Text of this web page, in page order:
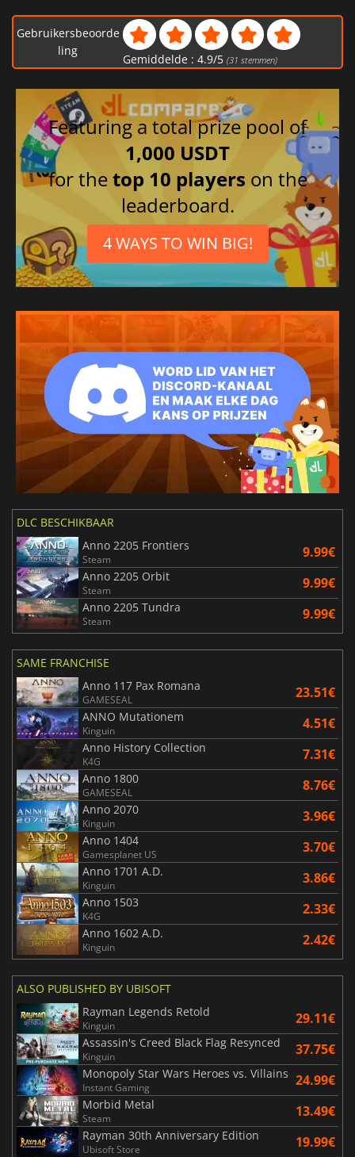
Gebruikersbeoorde
ling
Gemiddelde : 4.9/5 (31 stemmen)
Featuring a total prize pool of
1,000 USDT
for thetop 10 players on the
leaderboard.
4 WAYS TO WIN BIG!
DLC BESCHIKBAAR
Anno 2205 Frontiers
Steam 9.99€
Anno 2205 Orbit
Steam 9.99€
Anno 2205 Tundra
Steam 9.99€
SAME FRANCHISE
Anno 117 Pax Romana
GAMESEAL 23.51€
ANNO Mutationem
Kinguin 4.51€
Anno History Collection
K4G 7.31€
Anno 1800
GAMESEAL 8.76€
Anno 2070
Kinguin 3.96€
Anno 1404
Gamesplanet US 3.70€
Anno 1701 A.D.
Kinguin 3.86€
Anno 1503
K4G 2.33€
Anno 1602 A.D.
Kinguin 2.42€
ALSO PUBLISHED BY UBISOFT
Rayman Legends Retold
Kinguin 29.11€
Assassin's Creed Black Flag Resynced
Kinguin 37.75€
Monopoly Star Wars Heroes vs. Villains
Instant Gaming 24.99€
Morbid Metal
Steam 13.49€
Rayman 30th Anniversary Edition
Ubisoft Store 19.99€